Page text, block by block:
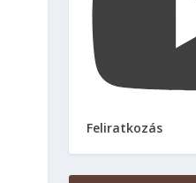
Feliratkozás